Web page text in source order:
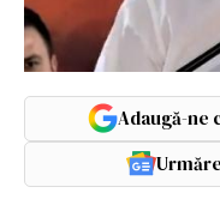
Adaugă-ne